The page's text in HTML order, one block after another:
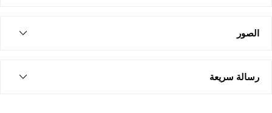
الصور
رسالة سريعة